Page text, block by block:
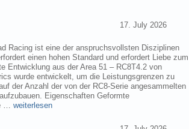
17. July 2026
Racing ist eine der anspruchsvollsten Disziplinen
einen hohen Standard und erfordert Liebe zum
Entwicklung aus der Area 51 – RC8T4.2 von
wurde entwickelt, um die Leistungsgrenzen zu
der Anzahl der von der RC8-Serie angesammelten
Eigenschaften Geformte
…weiterlesen